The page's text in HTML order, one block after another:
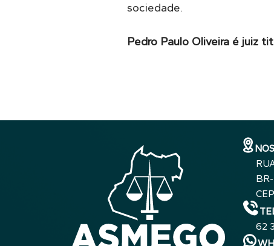
sociedade.
Pedro Paulo Oliveira é juiz
BR-
62